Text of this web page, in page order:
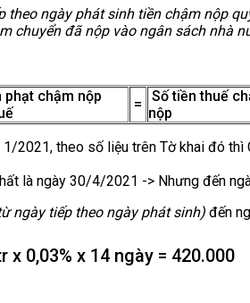
theo ngày phát sinh tiền chậm nộp
chuyển đã nộpvào ngân sách nhà
phạt chậm nộp
=
Số tiền thuế
nộp
2021, theo số liệu trên Tờ khai đó
là ngày 30/4/2021 -> Nhưng đến
ngày tiếp theo ngày phát sinh) đến
x 0,03% x 14 ngày = 420.000